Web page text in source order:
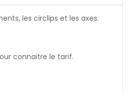
les circlips et les axes.
connaitre le tarif.